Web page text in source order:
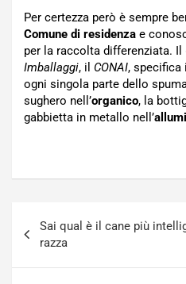
Per certezza però è sempre
Comune di residenza e
per la raccolta differenziata. Il
Imballaggi, il CONAI, specifica
ogni singola parte dello
sughero nell’organico, la
gabbietta in metallo nell’
articoli
Sai qual è il cane più
razza